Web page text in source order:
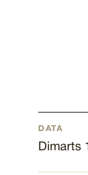
DATA
Dimarts